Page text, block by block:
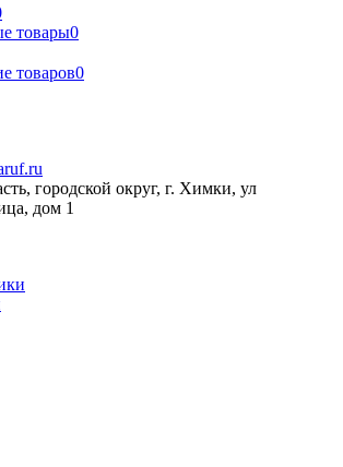
товары0
товаров0
городской округ, г. Химки, ул
дом 1